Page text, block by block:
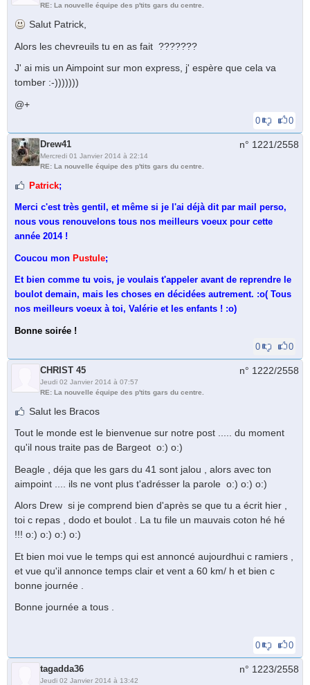
RE: La nouvelle équipe des p'tits gars du centre.
Salut Patrick,
Alors les chevreuils tu en as fait ???????
J' ai mis un Aimpoint sur mon express, j' espère que cela va
tomber :-)))))))
@+
0 0
Drew41
Mercredi 01 Janvier 2014 à 22:14
RE: La nouvelle équipe des p'tits gars du centre.
n° 1221/2558
Patrick;
Merci c'est très gentil, et même si je l'ai déjà dit par mail perso,
nous vous renouvelons tous nos meilleurs voeux pour cette
année 2014 !
Coucou mon Pustule;
Et bien comme tu vois, je voulais t'appeler avant de reprendre le
boulot demain, mais les choses en décidées autrement. :o( Tous
nos meilleurs voeux à toi, Valérie et les enfants ! :o)
Bonne soirée !
0
0
CHRIST 45
Jeudi 02 Janvier 2014 à 07:57
RE: La nouvelle équipe des p'tits gars du centre.
n° 1222/2558
Salut les Bracos
Tout le monde est le bienvenue sur notre post ..... du moment
qu'il nous traite pas de Bargeot o:) o:)
Beagle , déja que les gars du 41 sont jalou , alors avec ton
aimpoint .... ils ne vont plus t'adrésser la parole o:) o:) o:)
Alors Drew si je comprend bien d'après se que tu a écrit hier ,
toi c repas , dodo et boulot . La tu file un mauvais coton hé hé
!!! o:) o:) o:) o:)
Et bien moi vue le temps qui est annoncé aujourdhui c ramiers ,
et vue qu'il annonce temps clair et vent a 60 km/ h et bien c
bonne journée .
Bonne journée a tous .
0 0
tagadda36
Jeudi 02 Janvier 2014 à 13:42
n° 1223/2558